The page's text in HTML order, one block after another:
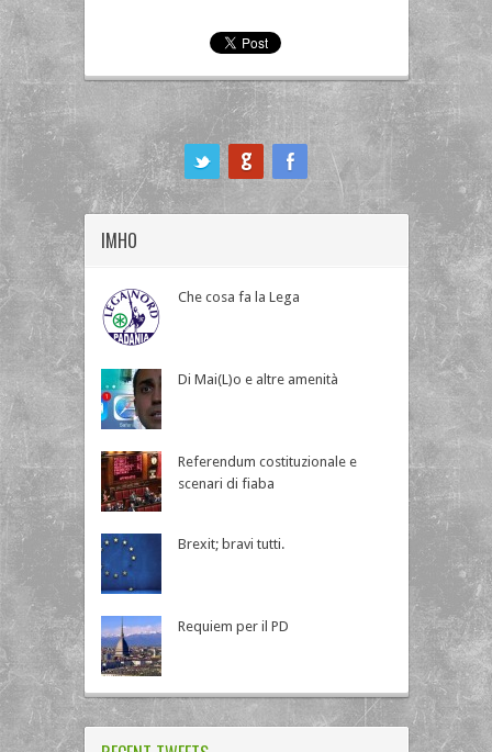
IMHO
Che cosa fa la Lega
Di Mai(L)o e altre amenità
Referendum costituzionale e
scenari di fiaba
Brexit; bravi tutti.
Requiem per il PD